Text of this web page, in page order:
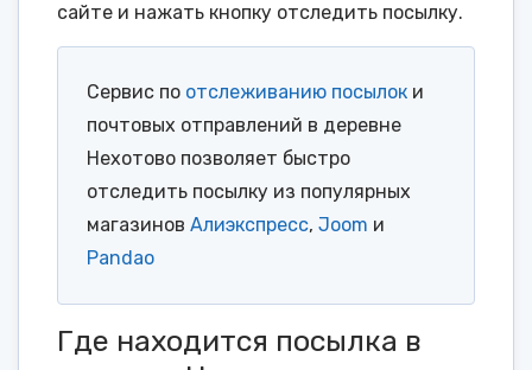
сайте и нажать кнопку отследить посылку.
Сервис по отслеживанию посылок и
почтовых отправлений в деревне
Нехотово позволяет быстро
отследить посылку из популярных
магазинов Алиэкспресс, Joom и
Pandao
Где находится посылка в